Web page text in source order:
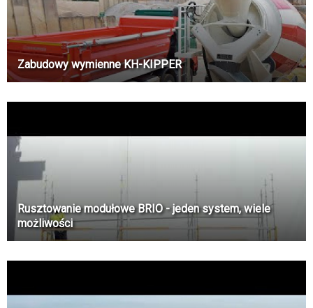
Zabudowy wymienne KH-KIPPER
Rusztowanie modułowe BRIO - jeden system, wiele
możliwości